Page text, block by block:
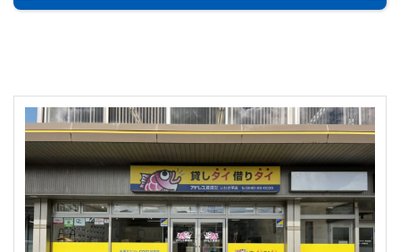
の責任を果たしていくために、以下の個人情報保護方
1．対象
当社は、本サービスに係る個人情報の保護に関し、本
保護方針を適用いたします。
2．個人情報の収集・利用・提供